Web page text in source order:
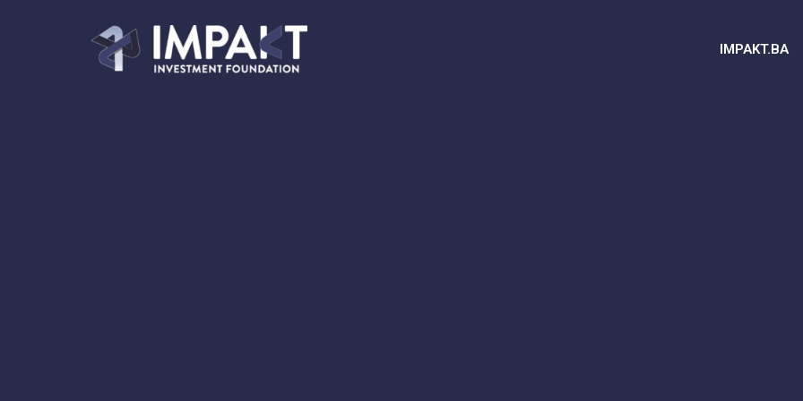
IMPAKT.BA